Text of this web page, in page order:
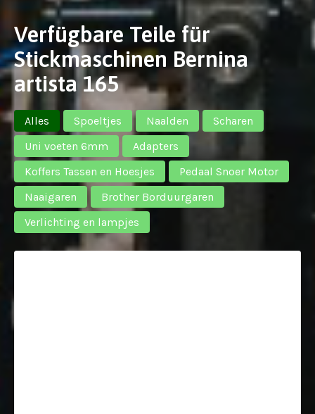
Verfügbare Teile für
Stickmaschinen Bernina
artista 165
Alles Spoeltjes Naalden
Scharen
Uni voeten 6mm
Adapters
Koffers Tassen en Hoesjes
Pedaal Snoer Motor
Naaigaren
Brother Borduurgaren
Verlichting en lampjes